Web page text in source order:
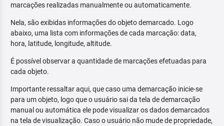
marcações realizadas manualmente ou automaticamente.
Nela, são exibidas informações do objeto demarcado. Logo
abaixo, uma lista com informações de cada marcação: data,
hora, latitude, longitude, altitude.
É possível observar a quantidade de marcações efetuadas para
cada objeto.
Importante ressaltar aqui, que caso uma demarcação inicie-se
para um objeto, logo que o usuário sai da tela de demarcação
manual ou automática ele pode visualizar os dados demarcados
na tela de visualização. Caso o usuário não mude de propriedade,